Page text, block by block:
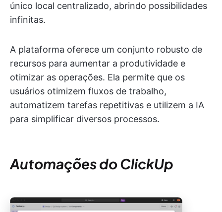
único local centralizado, abrindo possibilidades
infinitas.
A plataforma oferece um conjunto robusto de
recursos para aumentar a produtividade e
otimizar as operações. Ela permite que os
usuários otimizem fluxos de trabalho,
automatizem tarefas repetitivas e utilizem a IA
para simplificar diversos processos.
Automações do ClickUp